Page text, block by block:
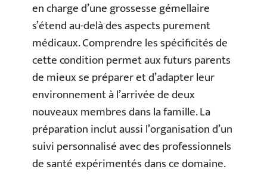
en charge d’une grossesse gémellaire
s’étend au-delà des aspects purement
médicaux. Comprendre les spécificités de
cette condition permet aux futurs parents
de mieux se préparer et d’adapter leur
environnement à l’arrivée de deux
nouveaux membres dans la famille. La
préparation inclut aussi l’organisation d’un
suivi personnalisé avec des professionnels
de santé expérimentés dans ce domaine.